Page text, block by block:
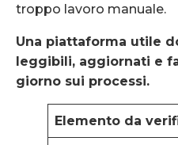
troppo lavoro manuale.
Una piattaforma utile
leggibili, aggiornati e
giorno sui processi.
Elemento da